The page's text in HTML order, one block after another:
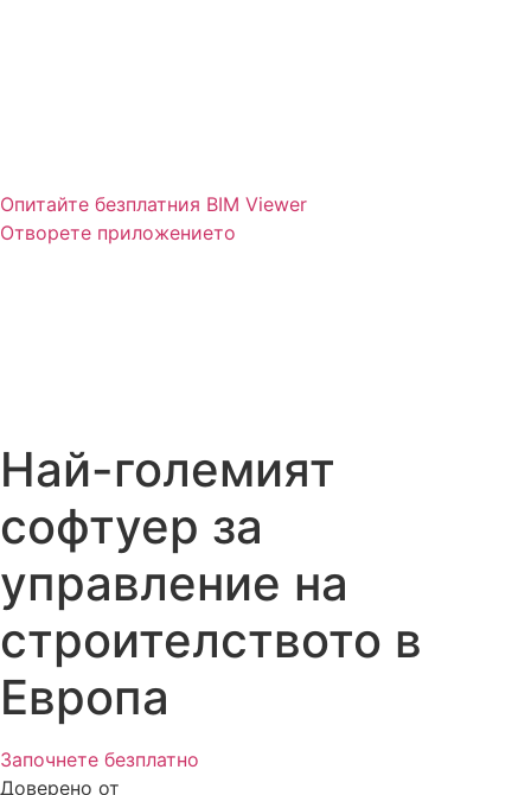
Опитайте безплатния BIM Viewer
Отворете приложението
Най-големият
софтуер за
управление на
строителството в
Европа
Започнете безплатно
Доверено от